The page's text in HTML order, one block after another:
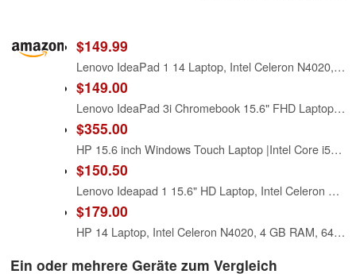
$149.99
Lenovo IdeaPad 1 14 Laptop, Intel Celeron N4020, 4GB RAM, 128GB Storage(64GB eMMC+64GB Micro SD), Intel UHD Graphics 600, Win 11 in S Mode, Cloud Grey
$149.00
Lenovo IdeaPad 3i Chromebook 15.6" FHD Laptop, Intel Celeron N4500, 4GB Memory, 64GB eMMC, Intel UHD Graphics, Chrome OS, Artic Grey
$355.00
HP 15.6 inch Windows Touch Laptop |Intel Core i5-1334U| Intel Iris Xe Graphics |Webcam |Bluetooth|Silver| 8GB RAM | 512GB SSD |Windows 11 Home |Bundle with Stylus Pen
$150.50
Lenovo Ideapad 1 15.6" HD Laptop, Intel Celeron N4500, 4GB DDR4, 128GB eMMC, W11HS, One-Year Microsoft Office 365, Abyss Blue, 82LX00D3US
$179.00
HP 14 Laptop, Intel Celeron N4020, 4 GB RAM, 64 GB Storage, 14-inch Micro-Edge HD Display, Windows 11 Home, Thin & Portable, 4K Graphics, One Year of Microsoft 365 (14-dq0010nr, Indigo Blue)
Ein oder mehrere Geräte zum Vergleich